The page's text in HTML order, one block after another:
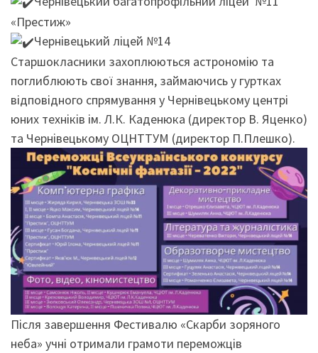
«Престиж»
Чернівецький ліцей №14
Старшокласники захоплюються астрономію та
поглиблюють свої знання, займаючись у гуртках
відповідного спрямування у Чернівецькому центрі
юних техніків ім. Л.К. Каденюка (директор В. Яценко)
та Чернівецькому ОЦНТТУМ (директор П.Плешко).
Після завершення Фестивалю «Cкарби зоряного
неба» учні отримали грамоти переможців